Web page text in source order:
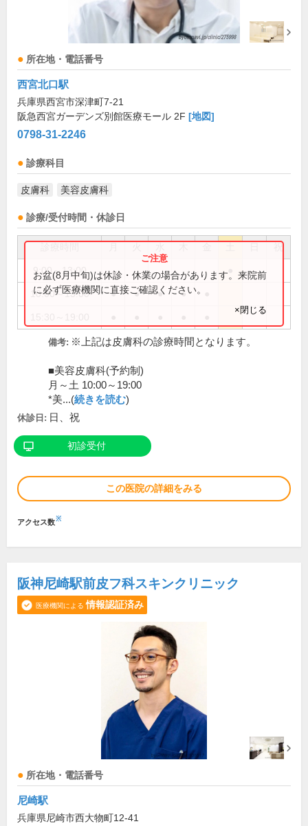
所在地・電話番号
西宮北口駅
兵庫県西宮市深津町7-21
阪急西宮ガーデンズ別館医療モール 2F [地図]
0798-31-2246
診療科目
皮膚科 美容皮膚科
診療/受付時間・休診日
祝
9:00～13:00
10:00～13:00 ● ● ● ●
お盆(8月中旬)は休診・休業の場合があります。来院前
に必ず医療機関に直接ご確認ください。
×閉じる
備考: ※上記は皮膚科の診療時間となります。
■美容皮膚科(予約制)
月～土 10:00～19:00
*美...(続きを読む)
休診日: 日、祝
初診受付
この医院の詳細をみる
アクセス数※
阪神尼崎駅前皮フ科スキンクリニック
医療機関による 情報認証済み
所在地・電話番号
尼崎駅
兵庫県尼崎市西大物町12-41